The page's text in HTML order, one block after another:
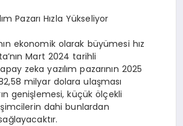
Pazarı Hızla Yükseliyor
ekonomik olarak büyümesi hız
Mart 2024 tarihli
zeka yazılım pazarının 2025
milyar dolara ulaşması
genişlemesi, küçük ölçekli
dahi bunlardan